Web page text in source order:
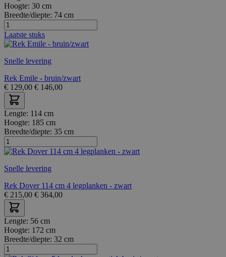
Hoogte: 30 cm
Breedte/diepte: 74 cm
Laatste stuks
Snelle levering
Rek Emile - bruin/zwart
€ 129,00 € 146,00
Lengte: 114 cm
Hoogte: 185 cm
Breedte/diepte: 35 cm
Snelle levering
Rek Dover 114 cm 4 legplanken - zwart
€ 215,00 € 364,00
Lengte: 56 cm
Hoogte: 172 cm
Breedte/diepte: 32 cm